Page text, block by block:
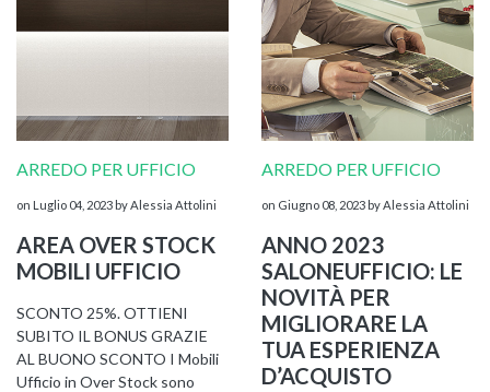
TWIST –
NAPEE –
ARREDO PER UFFICIO
on Luglio 04, 2023 by Alessia Attolini
AREA OVER STOCK
MOBILI UFFICIO
SCONTO 25%. OTTIENI
SUBITO IL BONUS GRAZIE
AL BUONO SCONTO I Mobili
Ufficio in Over Stock sono
ARREDO PER UFFICIO
on Giugno 08, 2023 by Alessia Attolini
ANNO 2023
SALONEUFFICIO: LE
NOVITÀ PER
MIGLIORARE LA
TUA ESPERIENZA
D’ACQUISTO